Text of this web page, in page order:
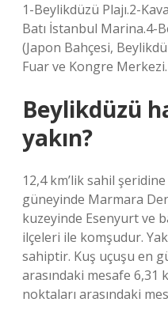
1-Beylikdüzü Plajı.2-
Batı İstanbul Marina.4-
(Japon Bahçesi,
Fuar ve Kongre Merkezi.
Beylikdüzü
yakın?
12,4 km’lik sahil
güneyinde Marmara
kuzeyinde Esenyurt ve
ilçeleri ile komşudur.
sahiptir. Kuş uçuşu en
arasındaki mesafe 6,31
noktaları arasındaki